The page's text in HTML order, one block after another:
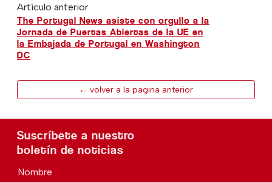
Artículo anterior
The Portugal News asiste con orgullo a la
Jornada de Puertas Abiertas de la UE en
la Embajada de Portugal en Washington
DC
← volver a la pagina anterior
Suscríbete a nuestro
boletín de noticias
Nombre